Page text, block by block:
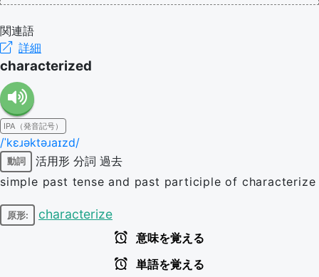
関連語
詳細
characterized
IPA（発音記号）
/ˈkɛɹəktəɹaɪzd/
動詞 活用形 分詞 過去
simple past tense and past participle of characterize
原形: characterize
意味を覚える
単語を覚える